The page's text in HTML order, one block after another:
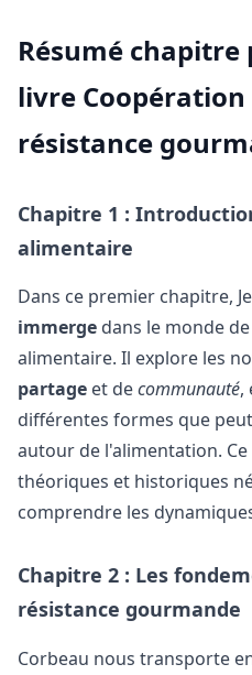
Résumé
livre Coopération
résistance
Chapitre 1 :
alimentaire
Dans ce premier chapitre,
immerge dans le monde
alimentaire. Il explore les
partage et decommunauté,
différentes formes que
autour de l'alimentation.
théoriques et historiques
comprendre les
Chapitre 2 : Les
résistance gourmande
Corbeau nous transporte